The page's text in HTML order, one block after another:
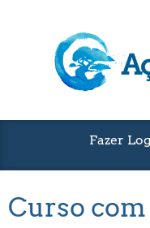
Fazer
Curso